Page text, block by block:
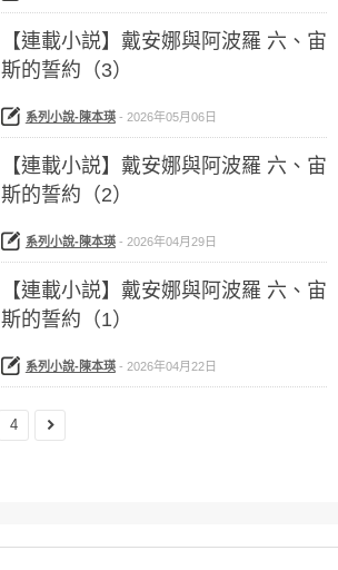
【連載小説】戴安娜與阿波羅 六、宙
斯的誓約（3）
系列小說-陳本瑛 - 2026年05月06日
【連載小説】戴安娜與阿波羅 六、宙
斯的誓約（2）
系列小說-陳本瑛 - 2026年04月29日
【連載小説】戴安娜與阿波羅 六、宙
斯的誓約（1）
系列小說-陳本瑛 - 2026年04月22日
4